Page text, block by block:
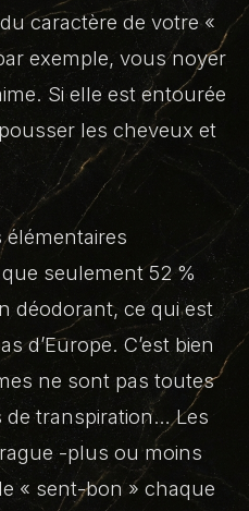
caractère de votre «
exemple, vous noyer
Si elle est entourée
les cheveux et
seulement 52 %
déodorant, ce qui est
d’Europe. C’est bien
ne sont pas toutes
de transpiration… Les
-plus ou moins
« sent-bon » chaque